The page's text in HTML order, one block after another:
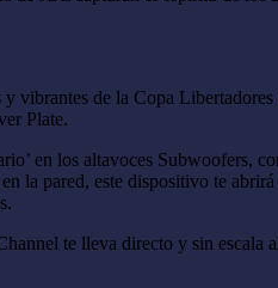
vibrantes de la Copa
Plate.
en los altavoces Subwoofers,
la pared, este dispositivo te
te lleva directo y sin